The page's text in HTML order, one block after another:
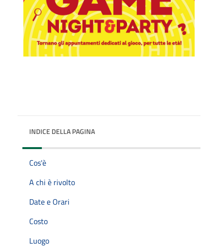
INDICE DELLA PAGINA
Cos'è
A chi è rivolto
Date e Orari
Costo
Luogo